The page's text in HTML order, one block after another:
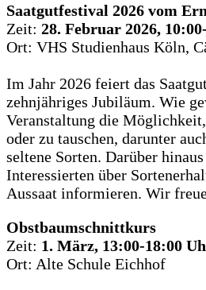
Saatgutfestival 2026 vom
Zeit: 28. Februar 2026,
Ort: VHS Studienhaus Köln,
Im Jahr 2026 feiert das
zehnjähriges Jubiläum. Wie
Veranstaltung die
oder zu tauschen, darunter
seltene Sorten. Darüber
Interessierten über
Aussaat informieren. Wir
Obstbaumschnittkurs
Zeit: 1. März, 13:00-18:00
Ort: Alte Schule Eichhof